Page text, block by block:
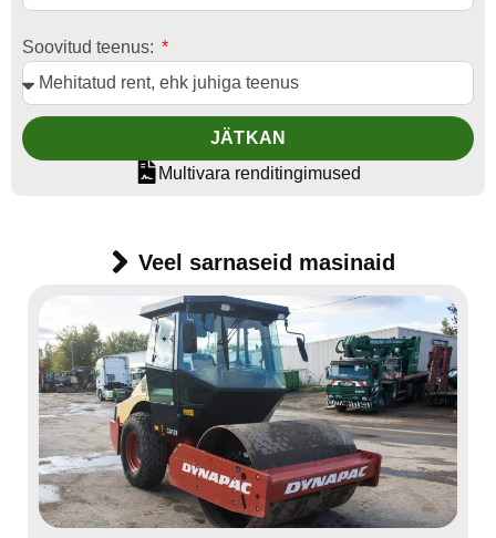
Soovitud teenus:
JÄTKAN
Multivara renditingimused
Veel sarnaseid masinaid